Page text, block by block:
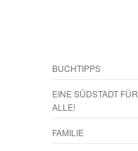
BUCHTIPPS
EINE SÜDSTADT FÜR
ALLE!
FAMILIE